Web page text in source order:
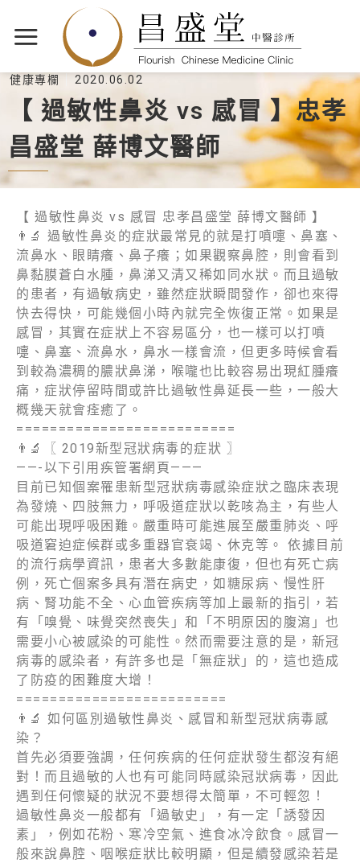
健康專欄 2020.06.02
【 過敏性鼻炎 vs 感冒 】忠孝
昌盛堂 薛博文醫師
【 過敏性鼻炎 vs 感冒 忠孝昌盛堂 薛博文醫師 】
👨‍🔬 過敏性鼻炎的症狀最常見的就是打噴嚏、鼻塞、
流鼻水、眼睛癢、鼻子癢；如果觀察鼻腔，則會看到
鼻黏膜蒼白水腫，鼻涕又清又稀如同水狀。而且過敏
的患者，有過敏病史，雖然症狀瞬間發作，卻也來得
快去得快，可能幾個小時內就完全恢復正常。如果是
感冒，其實在症狀上不容易區分，也一樣可以打噴
嚏、鼻塞、流鼻水，鼻水一樣會流，但更多時候會看
到較為濃稠的膿狀鼻涕，喉嚨也比較容易出現紅腫癢
痛，症狀停留時間或許比過敏性鼻延長一些，一般大
概幾天就會痊癒了。
==========================
👨‍🔬
〖 2019新型冠狀病毒的症狀 〗
——-以下引用疾管署網頁———
目前已知個案罹患新型冠狀病毒感染症狀之臨床表現
為發燒、四肢無力，呼吸道症狀以乾咳為主，有些人
可能出現呼吸困難。嚴重時可能進展至嚴重肺炎、呼
吸道窘迫症候群或多重器官衰竭、休克等。 依據目前
的流行病學資訊，患者大多數能康復，但也有死亡病
例，死亡個案多具有潛在病史，如糖尿病、慢性肝
病、腎功能不全、心血管疾病等加上最新的指引，若
有「嗅覺、味覺突然喪失」和「不明原因的腹瀉」也
需要小心被感染的可能性。然而需要注意的是，新冠
病毒的感染者，有許多也是「無症狀」的，這也造成
了防疫的困難度大增！
=========================
👨‍🔬 如何區別過敏性鼻炎、感冒和新型冠狀病毒感
染？
首先必須要強調，任何疾病的任何症狀發生都沒有絕
對！而且過敏的人也有可能同時感染冠狀病毒，因此
遇到任何懷疑的狀況不要想得太簡單，不可輕忽！
過敏性鼻炎一般都有「過敏史」，有一定「誘發因
素」，例如花粉、寒冷空氣、進食冰冷飲食。感冒一
般來說鼻腔、咽喉症狀比較明顯，但是續發感染若是